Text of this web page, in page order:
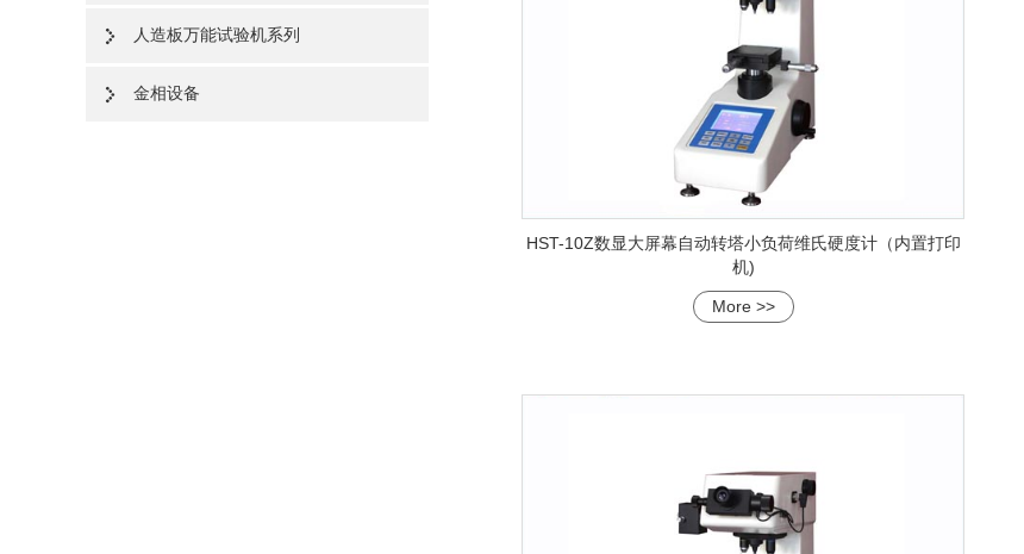
人造板万能试验机系列
金相设备
HST-10Z数显大屏幕自动转塔小负荷维氏硬度计（内置打印
机)
More >>